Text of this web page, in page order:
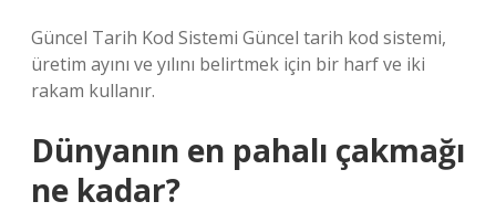
Güncel Tarih Kod Sistemi Güncel tarih kod sistemi,
üretim ayını ve yılını belirtmek için bir harf ve iki
rakam kullanır.
Dünyanın en pahalı çakmağı
ne kadar?